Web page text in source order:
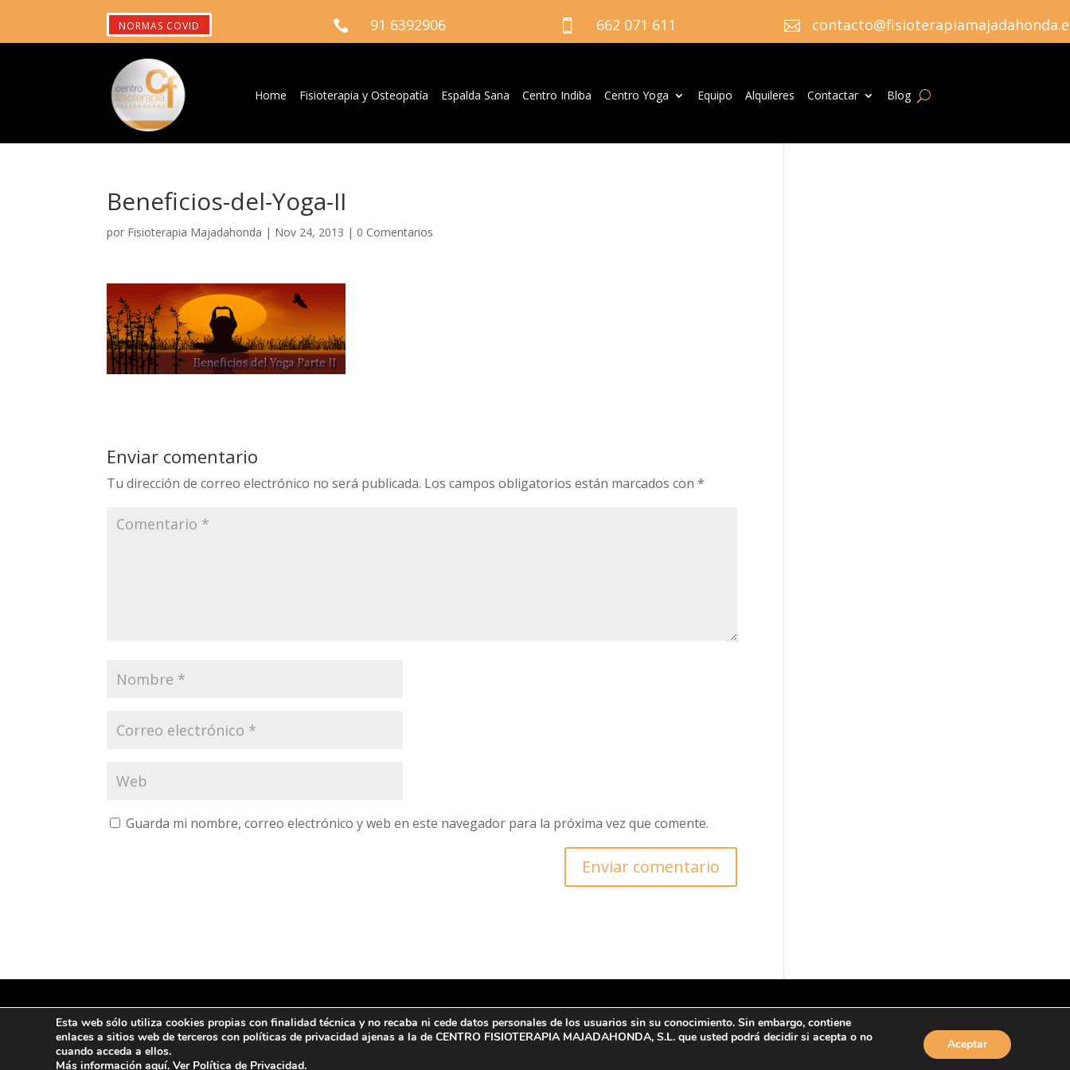
NORMAS COVID  91 6392906  662 071 611 
Home Fisioterapia y Osteopatía Espalda Sana Centro Indiba Centro Yoga Equipo Alquileres Contactar Blog
Beneficios-del-Yoga-II
por Fisioterapia Majadahonda | Nov 24, 2013 | 0 Comentarios
Enviar comentario
Tu dirección de correo electrónico no será publicada. Los campos obligatorios están marcados con*
Guarda mi nombre, correo electrónico y web en este navegador para la próxima vez que comente.
© Copyright 2022 CFM Ι Protección de datos y Política de privacidad|Aviso legal
Esta web sólo utiliza cookies propias con finalidad técnica y no recaba ni cede datos personales de los usuarios sin su conocimiento. Sin embargo, contiene
enlaces a sitios web de terceros con políticas de privacidad ajenas a la de CENTRO FISIOTERAPIA MAJADAHONDA, S.L. que usted podrá decidir si acepta o no
cuando acceda a ellos.
Más información aquí. Ver Política de Privacidad.
Aceptar